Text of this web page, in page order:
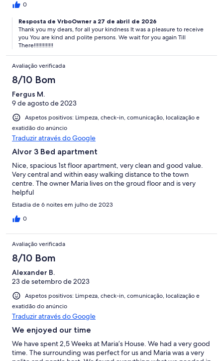
brought salt,pepper,some spices, dishwasher pods.There is no
needed cleaning) We were not going to purchase items needed
for the grill.Pool was clean and a great bonus.Lena was always
available to answer questions and was helpful.Thank you Lena!
0
Resposta de VrboOwner a 27 de abril de 2026
Thank you my dears, for all your kindness It was a pleasure to receive
you You are kind and polite persons. We wait for you again Till
There!!!!!!!!!!!!!
Avaliação verificada
8/10 Bom
Fergus M.
9 de agosto de 2023
Aspetos positivos: Limpeza, check-in, comunicação, localização e
exatidão do anúncio
Traduzir através do Google
Alvor 3 Bed apartment
Nice, spacious 1st floor apartment, very clean and good value.
Very central and within easy walking distance to the town
centre. The owner Maria lives on the groud floor and is very
helpful
Estadia de 6 noites em julho de 2023
0
Avaliação verificada
8/10 Bom
Alexander B.
23 de setembro de 2023
Aspetos positivos: Limpeza, check-in, comunicação, localização e
exatidão do anúncio
Traduzir através do Google
We enjoyed our time
We have spent 2,5 Weeks at Maria’s House. We had a very good
time. The surrounding was perfect for us and Maria was a very